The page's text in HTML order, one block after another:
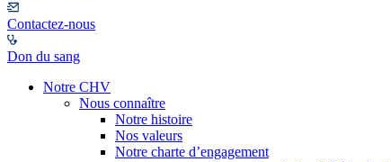
Contactez-nous
Don du sang
Notre CHV
Nous connaître
Notre histoire
Nos valeurs
Notre charte d’engagement